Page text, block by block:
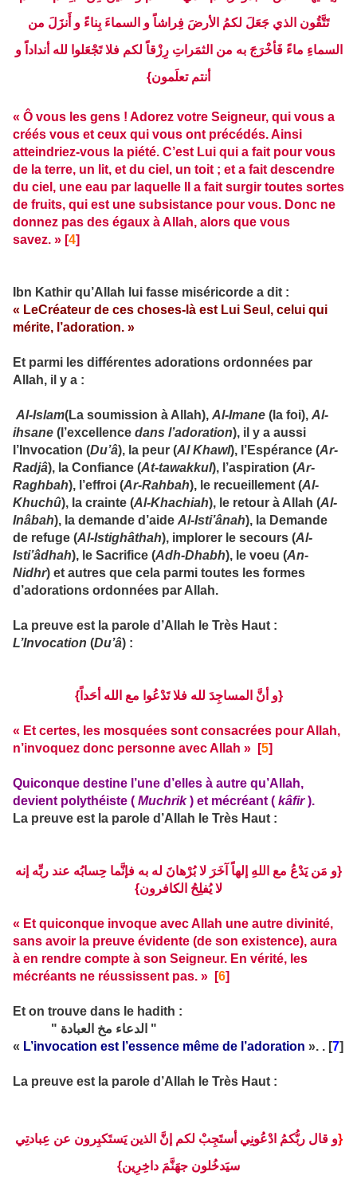
تَتَّقُون الذي جَعَلَ لكمُ الأرضَ فِراشاً و السماءَ بِناءً و أَنزَلَ من
السماءِ ماءً فَأخْرَجَ به من الثمَراتِ رِزْقاً لكم فلا تَجْعَلوا لله أنداداً و
أنتم تعلَمون}
« Ô vous les gens ! Adorez votre Seigneur, qui vous a
créés vous et ceux qui vous ont précédés. Ainsi
atteindriez-vous la piété. C’est Lui qui a fait pour vous
de la terre, un lit, et du ciel, un toit ; et a fait descendre
du ciel, une eau par laquelle Il a fait surgir toutes sortes
de fruits, qui est une subsistance pour vous. Donc ne
donnez pas des égaux à Allah, alors que vous
savez. » [4]
Ibn Kathir qu’Allah lui fasse miséricorde a dit :
« LeCréateur de ces choses-là est Lui Seul, celui qui
mérite, l’adoration. »
Et parmi les différentes adorations ordonnées par
Allah, il y a :
Al-Islam(La soumission à Allah), Al-Imane (la foi), Al-
ihsane (l’excellence dans l’adoration), il y a aussi
l’Invocation (Du’â), la peur (Al Khawl), l’Espérance (Ar-
Radjâ), la Confiance (At-tawakkul), l’aspiration (Ar-
Raghbah), l’effroi (Ar-Rahbah), le recueillement (Al-
Khuchû), la crainte (Al-Khachiah), le retour à Allah (Al-
Inâbah), la demande d’aide Al-Isti’ânah), la Demande
de refuge (Al-Istighâthah), implorer le secours (Al-
Isti’âdhah), le Sacrifice (Adh-Dhabh), le voeu (An-
Nidhr) et autres que cela parmi toutes les formes
d’adorations ordonnées par Allah.
La preuve est la parole d’Allah le Très Haut :
L’Invocation (Du’â) :
{و أنَّ المساجِدَ لله فلا تَدْعُوا مع الله أحَداً}
« Et certes, les mosquées sont consacrées pour Allah,
n’invoquez donc personne avec Allah » [5]
Quiconque destine l’une d’elles à autre qu’Allah,
devient polythéiste ( Muchrik) et mécréant ( kâfir).
La preuve est la parole d’Allah le Très Haut :
{و مَن يَدْعُ مع اللهِ إلهاً آخَرَ لا بُرْهانَ له به فإنَّما حِسابُه عند ربِّه إنه
لا يُفلِحُ الكافرون}
« Et quiconque invoque avec Allah une autre divinité,
sans avoir la preuve évidente (de son existence), aura
à en rendre compte à son Seigneur. En vérité, les
mécréants ne réussissent pas. » [6]
Et on trouve dans le hadith :
" الدعاء مخ العبادة "
« L’invocation est l’essence même de l’adoration ». . [7]
La preuve est la parole d’Allah le Très Haut :
{و قال ربُّكمُ ادْعُونِي أستَجِبْ لكم إنَّ الذين يَستَكبِرون عن عِبادتِي
سيَدخُلون جهَنَّمَ داخِرِين}